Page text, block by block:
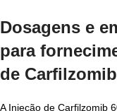
Dosagens e
para
de
A Injeção de Carfilzomib